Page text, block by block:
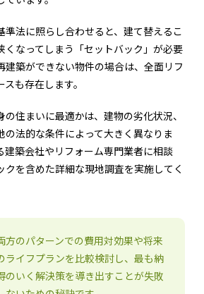
準法に照らし合わせると、建て替えるこ
くなってしまう「セットバック」が必要
建築ができない物件の場合は、全面リフ
も存在します。
住まいに最適かは、建物の劣化状況、
の法的な条件によって大きく異なりま
建築会社やリフォーム専門業者に相談
クを含めた詳細な現地調査を実施してく
方のパターンでの費用対効果や将来
ライフプランを比較検討し、最も納
のいく解決策を導き出すことが失敗